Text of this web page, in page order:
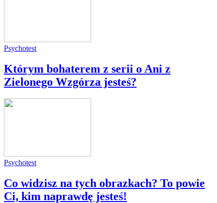
Psychotest
Którym bohaterem z serii o Ani z
Zielonego Wzgórza jesteś?
Psychotest
Co widzisz na tych obrazkach? To powie
Ci, kim naprawdę jesteś!